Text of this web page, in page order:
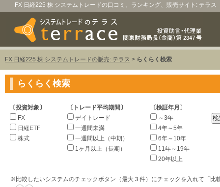
FX 日経225 株 システムトレードの口コミ、ランキング、販売サイト: テラス
FX 日経225 株 システムトレードの販売: テラス > らくらく検索
らくらく検索
〔投資対象〕
FX
日経ETF
株式
〔トレード平均期間〕
デイトレード
一週間未満
一週間以上（中期）
1ヶ月以上（長期）
〔検証年月〕
～3年
4年～5年
6年～10年
11年～19年
20年以上
※比較したいシステムのチェックボタン（最大３件）にチェックを入れて「比